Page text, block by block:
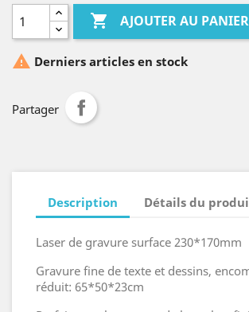
 AJOUTER AU PANIER
 Derniers articles en stock
Partager
Description Détails du
Laser de gravure surface 230*170mm
Gravure fine de texte et dessins,
réduit: 65*50*23cm